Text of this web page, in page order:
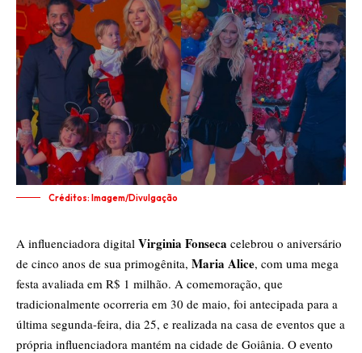
Créditos: Imagem/Divulgação
A influenciadora digital Virginia Fonseca celebrou o aniversário
de cinco anos de sua primogênita, Maria Alice, com uma mega
festa avaliada em R$ 1 milhão. A comemoração, que
tradicionalmente ocorreria em 30 de maio, foi antecipada para a
última segunda-feira, dia 25, e realizada na casa de eventos que a
própria influenciadora mantém na cidade de Goiânia. O evento